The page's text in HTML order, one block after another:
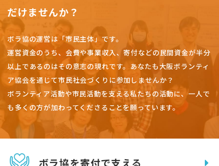
だけませんか？
ボラ協の運営は「市民主体」です。
運営資金のうち、会費や事業収入、寄付などの民間資金が半分
以上であるのはその意志の現れです。 あなたも大阪ボランティ
ア協会を通じて市民社会づくりに参加しませんか？
ボランティア活動や市民活動を支える私たちの活動に、一人で
も多くの方が加わってくださることを願っています。
ボラ協を寄付で支える